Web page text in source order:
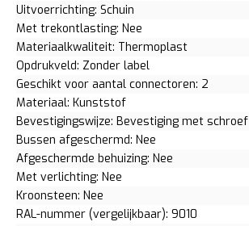
Uitvoerrichting: Schuin
Met trekontlasting: Nee
Materiaalkwaliteit: Thermoplast
Opdrukveld: Zonder label
Geschikt voor aantal connectoren: 2
Materiaal: Kunststof
Bevestigingswijze: Bevestiging met schroef
Bussen afgeschermd: Nee
Afgeschermde behuizing: Nee
Met verlichting: Nee
Kroonsteen: Nee
RAL-nummer (vergelijkbaar): 9010